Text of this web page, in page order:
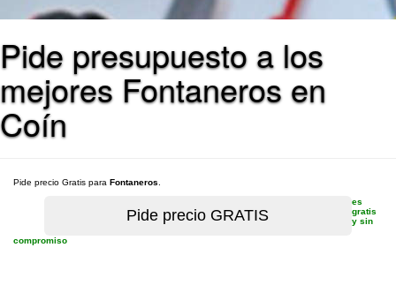
Pide presupuesto a los
mejores Fontaneros en
Coín
Pide precio Gratis para Fontaneros
es
gratis
y sin
compromiso